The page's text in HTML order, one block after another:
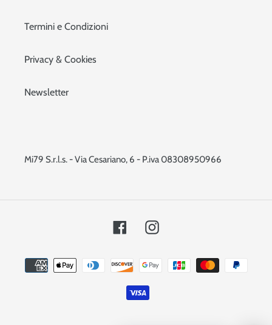
Termini e Condizioni
Privacy & Cookies
Newsletter
Mi79 S.r.l.s. - Via Cesariano, 6 - P.iva 08308950966
FacebookInstagram
Metodi
di
pagamento